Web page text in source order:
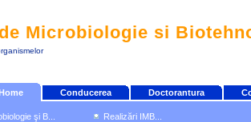
Microbiologie si
Conducerea Doctorantura
şi B...
Realizări IMB...